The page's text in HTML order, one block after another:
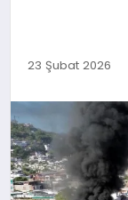
SPOR
TEKNOLOJI
YAŞAM
23 Şubat 2026